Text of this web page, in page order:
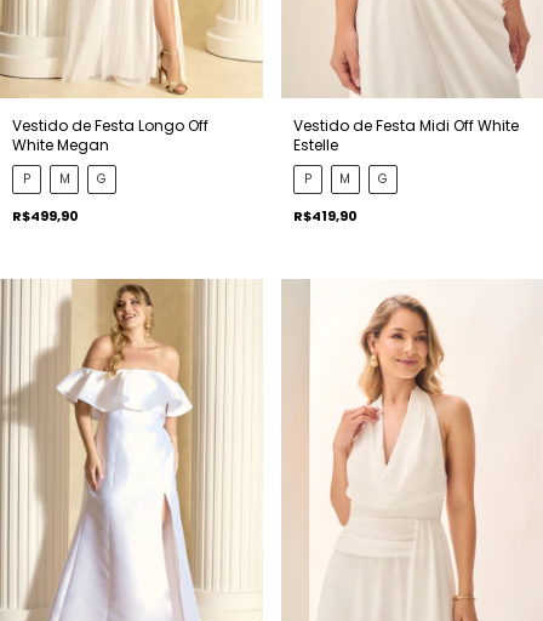
Vestido de Festa Longo Off
White Megan
P M G
R$499,90
Vestido de Festa Midi Off White
Estelle
P M G
R$419,90